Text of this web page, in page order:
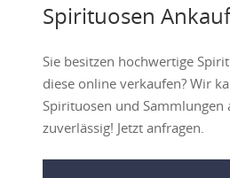
Spirituosen Ankauf
Sie besitzen hochwertige
diese online verkaufen? Wir
Spirituosen und Sammlungen
zuverlässig! Jetzt anfragen.